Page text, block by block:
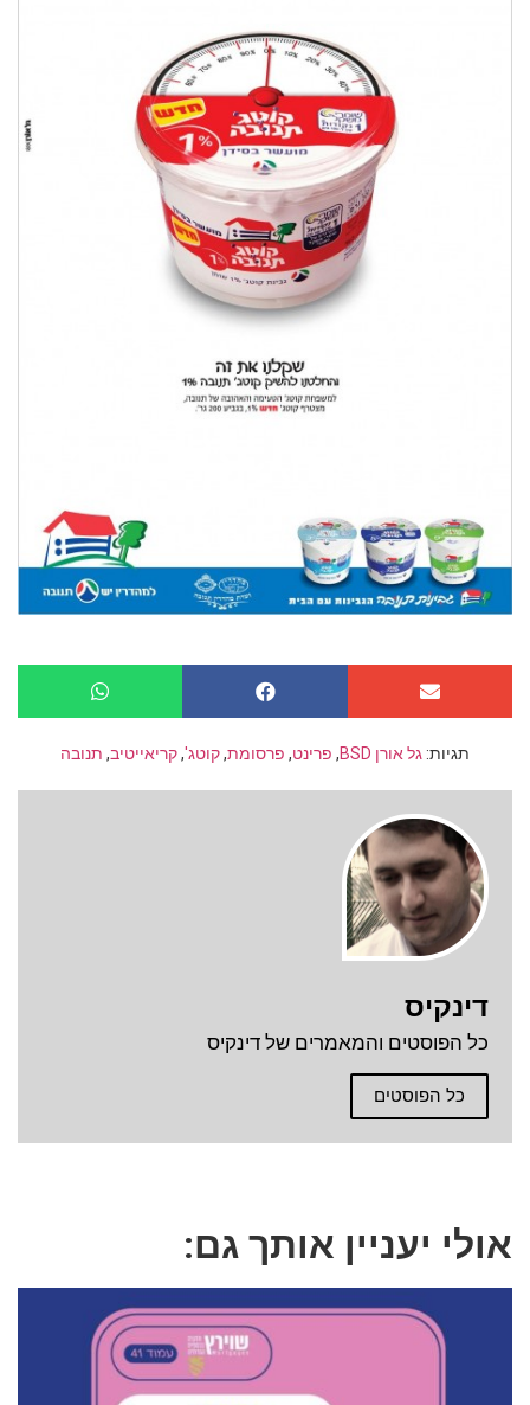
תגיות: גל אורן BSD , פרינט, פרסומת,קוטג',קריאייטיב, תנובה
דינקיס
כל הפוסטים והמאמרים של דינקיס
כל הפוסטים
אולי יעניין אותך גם: